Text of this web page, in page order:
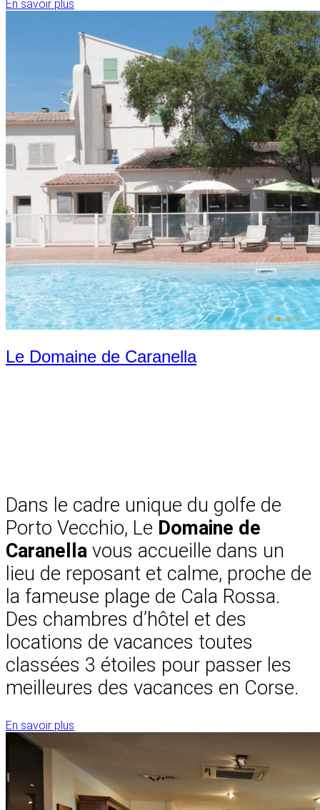
En savoir plus
Le Domaine de Caranella
Dans le cadre unique du golfe de
Porto Vecchio, Le Domaine de
Caranella vous accueille dans un
lieu de reposant et calme, proche de
la fameuse plage de Cala Rossa.
Des chambres d’hôtel et des
locations de vacances toutes
classées 3 étoiles pour passer les
meilleures des vacances en Corse.
En savoir plus